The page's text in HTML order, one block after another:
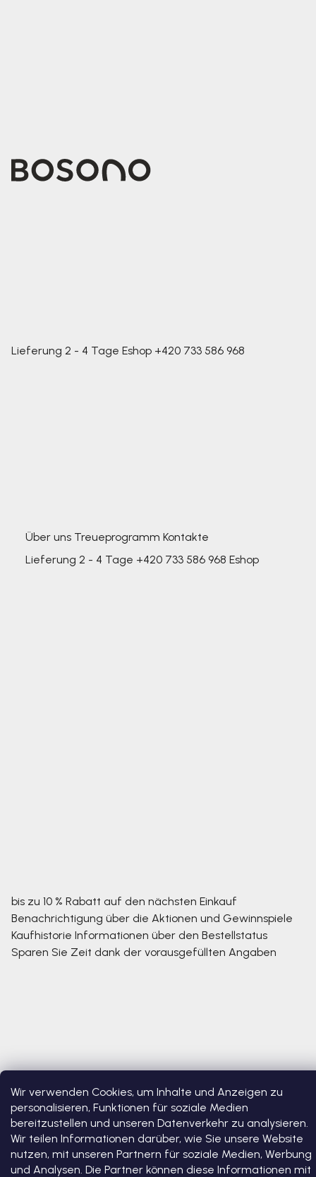
Wir verwenden Cookies, um Inhalte und Anzeigen zu
personalisieren, Funktionen für soziale Medien
bereitzustellen und unseren Datenverkehr zu analysieren.
Wir teilen Informationen darüber, wie Sie unsere Website
nutzen, mit unseren Partnern für soziale Medien, Werbung
und Analysen. Die Partner können diese Informationen mit
Lieferung 2 - 4 Tage Eshop +420 733 586 968
Über uns Treueprogramm Kontakte
Lieferung 2 - 4 Tage +420 733 586 968 Eshop
bis zu 10 % Rabatt auf den nächsten Einkauf
Benachrichtigung über die Aktionen und Gewinnspiele
Kaufhistorie Informationen über den Bestellstatus
Sparen Sie Zeit dank der vorausgefüllten Angaben
Erstellt von Shoptet Premium
Copyright 2026Bosono. Alle Rechte vorbehalten.Cookie-
Einstellungen ändern